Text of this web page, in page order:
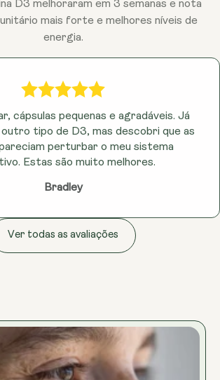
um papel no apoio a um
saudável e ao bem-estar geral.
bem é uma parte vital de uma vida
D3 melhoraram em 3 semanas e nota
mais forte e melhores níveis de
energia.
cápsulas pequenas e agradáveis. Já
tipo de D3, mas descobri que as
perturbar o meu sistema
Estas são muito melhores.
Bradley
Ver todas as avaliações